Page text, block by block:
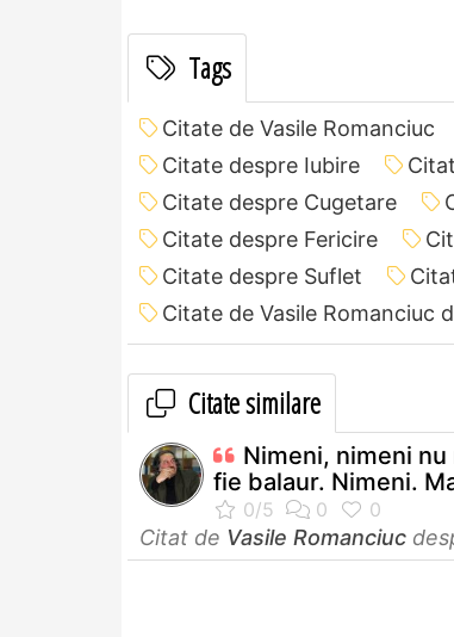
Tags
Citate de Vasile Romanciuc
Citate despre Iubire
Citate despre Cugetare
Citate despre Fericire
Citate despre Suflet
Citate de Vasile Romanciuc
Citate similare
Nimeni, nimeni nu
fie balaur. Nimeni.
Citat de Vasile Romanciuc